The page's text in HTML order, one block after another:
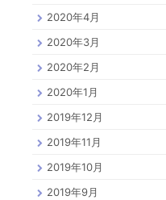
2020年4月
2020年3月
2020年2月
2020年1月
2019年12月
2019年11月
2019年10月
2019年9月